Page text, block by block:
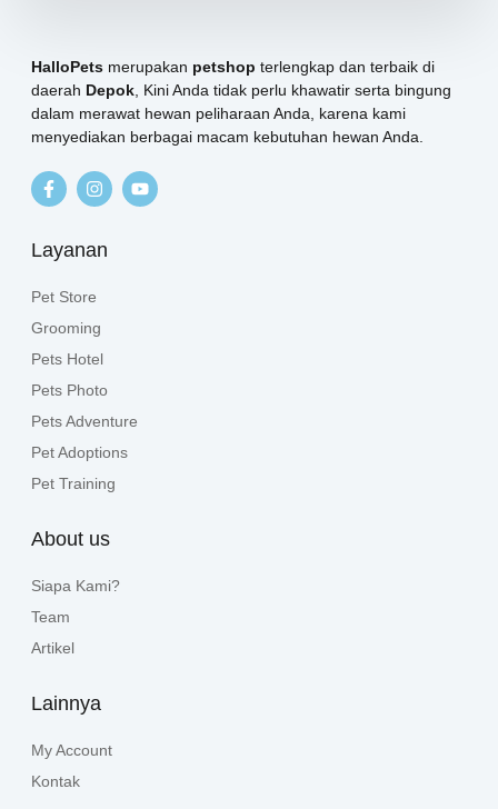
HalloPets merupakan petshop terlengkap dan terbaik di
daerah Depok , Kini Anda tidak perlu khawatir serta bingung
dalam merawat hewan peliharaan Anda, karena kami
menyediakan berbagai macam kebutuhan hewan Anda.
Layanan
Pet Store
Grooming
Pets Hotel
Pets Photo
Pets Adventure
Pet Adoptions
Pet Training
About us
Siapa Kami?
Team
Artikel
Lainnya
My Account
Kontak